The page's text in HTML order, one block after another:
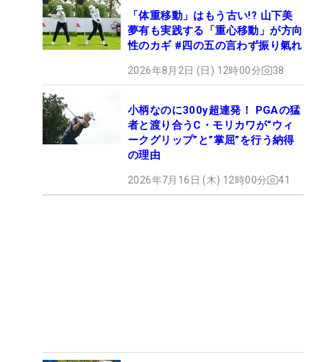
「体重移動」はもう古い!? 山下美
夢有も実践する「重心移動」が方向
性のカギ #四の五の言わず振り氣れ
2026年8月2日 (日) 12時00分 38
小柄なのに300y超連発！ PGAの猛
者と渡り合うC・モリカワが“ウィ
ークグリップ”と”掌屈”を行う納得
の理由
2026年7月16日 (木) 12時00分 41